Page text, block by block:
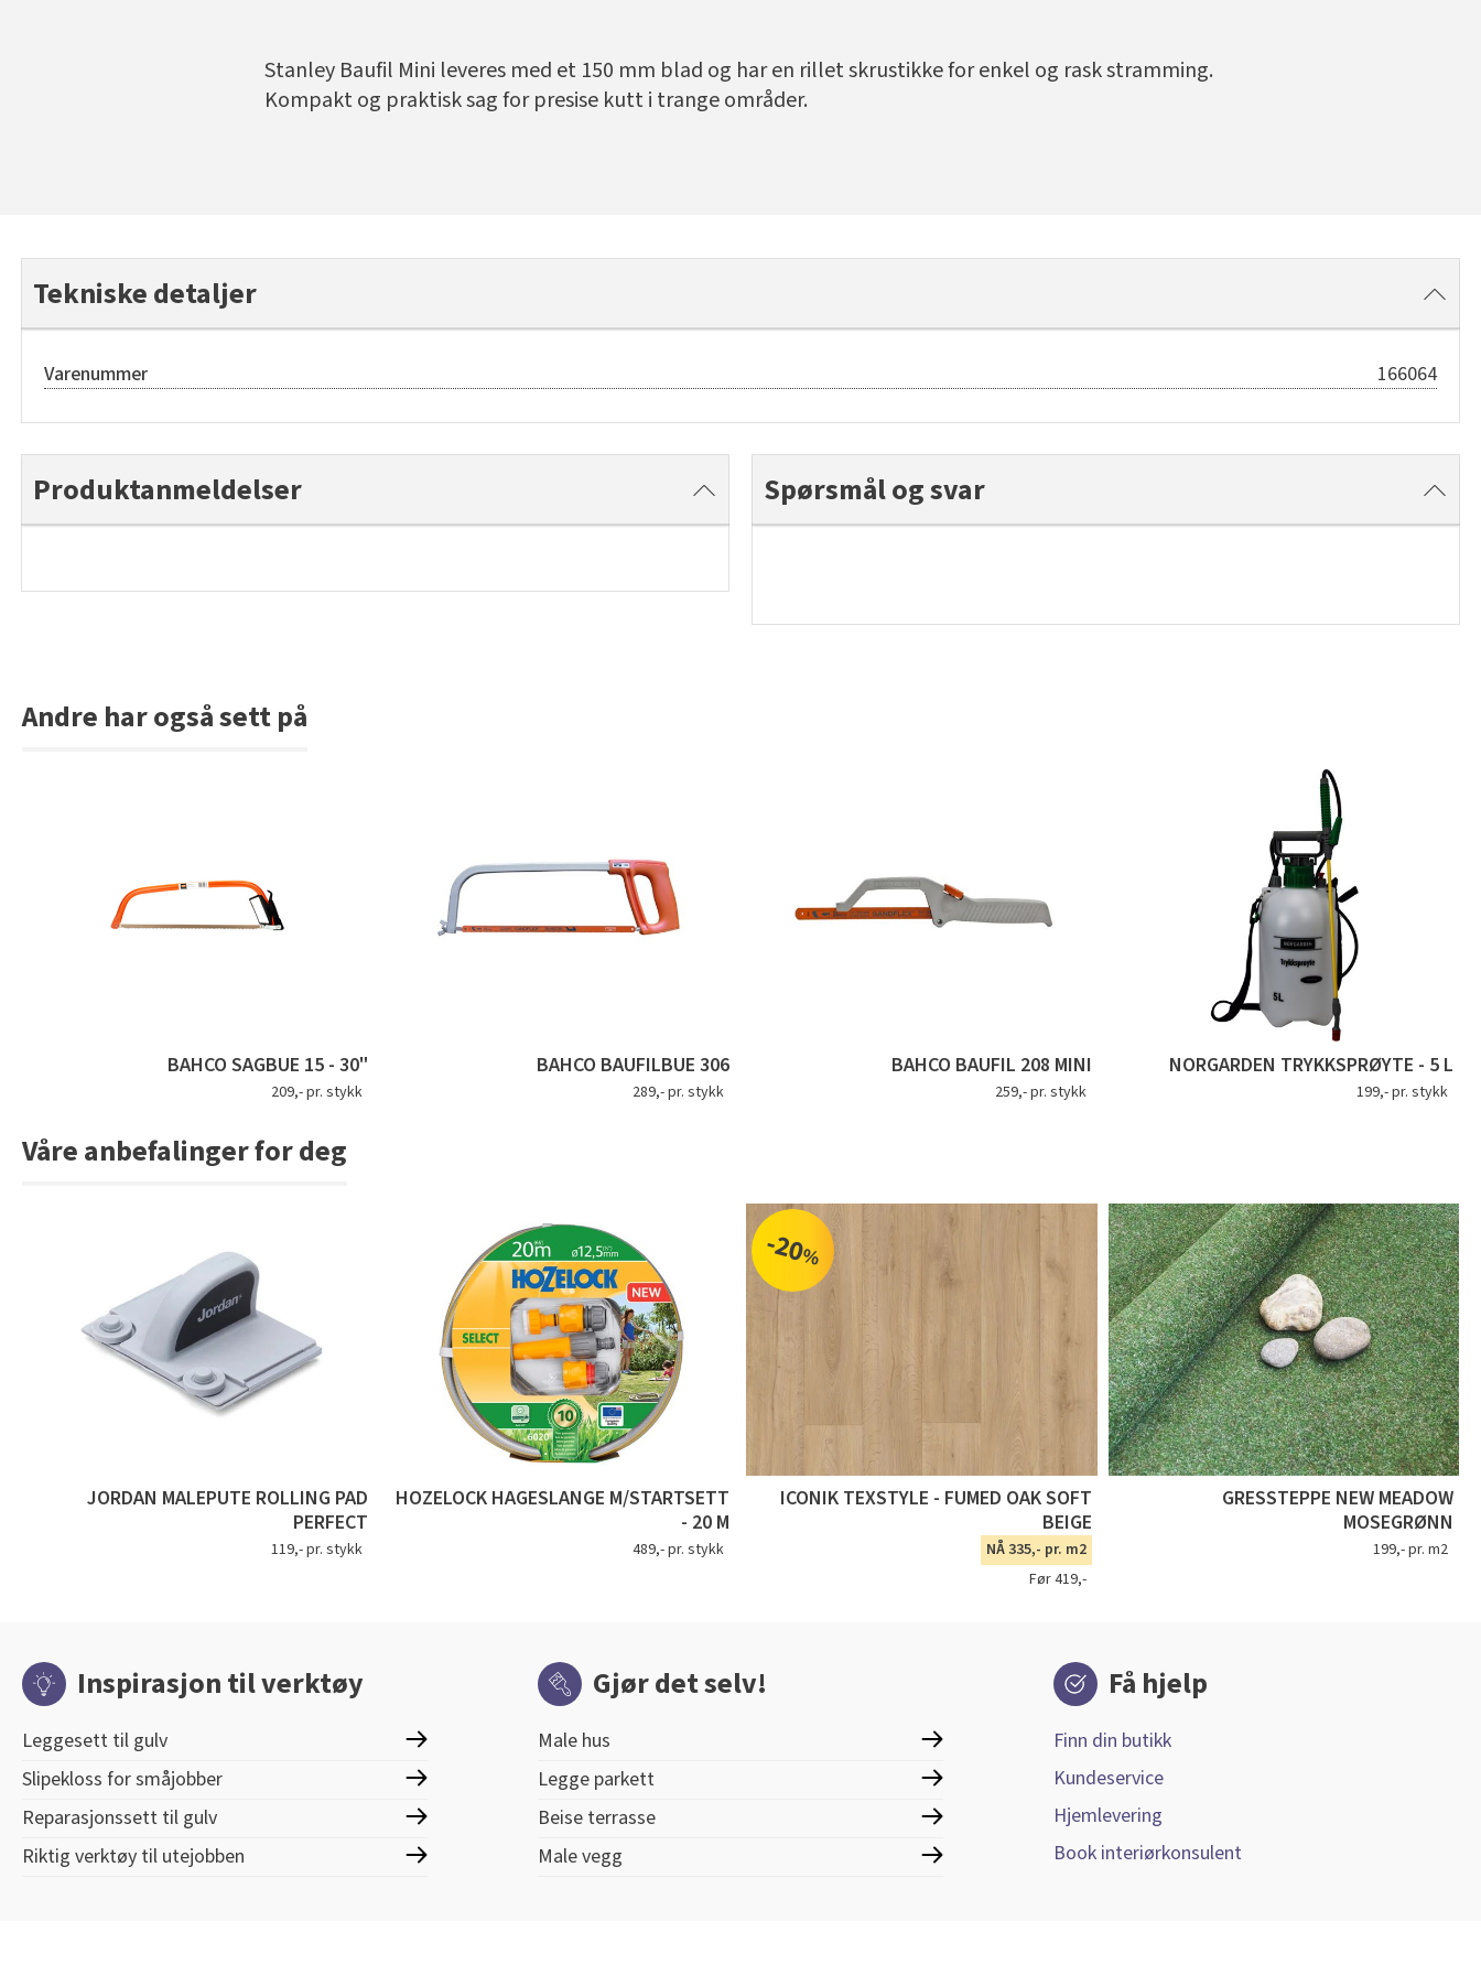
Stanley Baufil Mini leveres med et 150 mm blad og har en rillet skrustikke for enkel og rask stramming.
Kompakt og praktisk sag for presise kutt i trange områder.
Tekniske detaljer
Varenummer 166064
Produktanmeldelser Spørsmål og svar
Andre har også sett på
BAHCO SAGBUE 15 - 30"
209,- pr. stykk
BAHCO BAUFILBUE 306
289,- pr. stykk
BAHCO BAUFIL 208 MINI
259,- pr. stykk
NORGARDEN TRYKKSPRØYTE - 5 L
199,- pr. stykk
Våre anbefalinger for deg
JORDAN MALEPUTE ROLLING PAD
PERFECT
119,- pr. stykk
HOZELOCK HAGESLANGE M/STARTSETT
- 20 M
489,- pr. stykk
-20%
ICONIK TEXSTYLE - FUMED OAK SOFT
BEIGE
NÅ 335,- pr. m2
Før 419,-
GRESSTEPPE NEW MEADOW
MOSEGRØNN
199,- pr. m2
Inspirasjon til verktøy
Leggesett til gulv
Slipekloss for småjobber
Reparasjonssett til gulv
Riktig verktøy til utejobben
Gjør det selv!
Male hus
Legge parkett
Beise terrasse
Male vegg
Få hjelp
Finn din butikk
Kundeservice
Hjemlevering
Book interiørkonsulent